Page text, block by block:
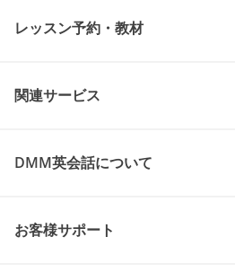
レッスン予約・教材
関連サービス
DMM英会話について
お客様サポート